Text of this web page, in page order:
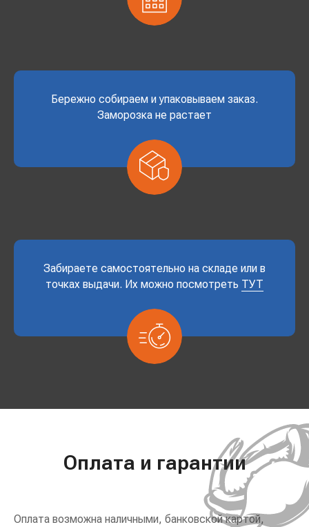
Бережно собираем и упаковываем заказ.
Заморозка не растает
Забираете самостоятельно на складе или в
точках выдачи. Их можно посмотреть ТУТ
Оплата и гарантии
Оплата возможна наличными, банковской картой,